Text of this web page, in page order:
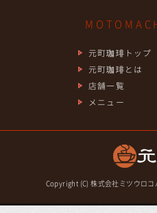
元町珈琲トップ
元町珈琲とは
店舗一覧
メニュー
Copyright (C) 株式会社ミツウロ